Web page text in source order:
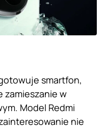
smartfon,
zamieszanie w
Model Redmi
nie